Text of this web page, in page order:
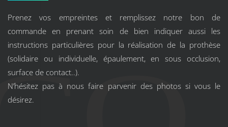
Prenez vos empreintes et remplissez notre bon de
commande en prenant soin de bien indiquer aussi les
instructions particulières pour la réalisation de la prothèse
(solidaire ou individuelle, épaulement, en sous occlusion,
surface de contact..).
N’hésitez pas à nous faire parvenir des photos si vous le
désirez.